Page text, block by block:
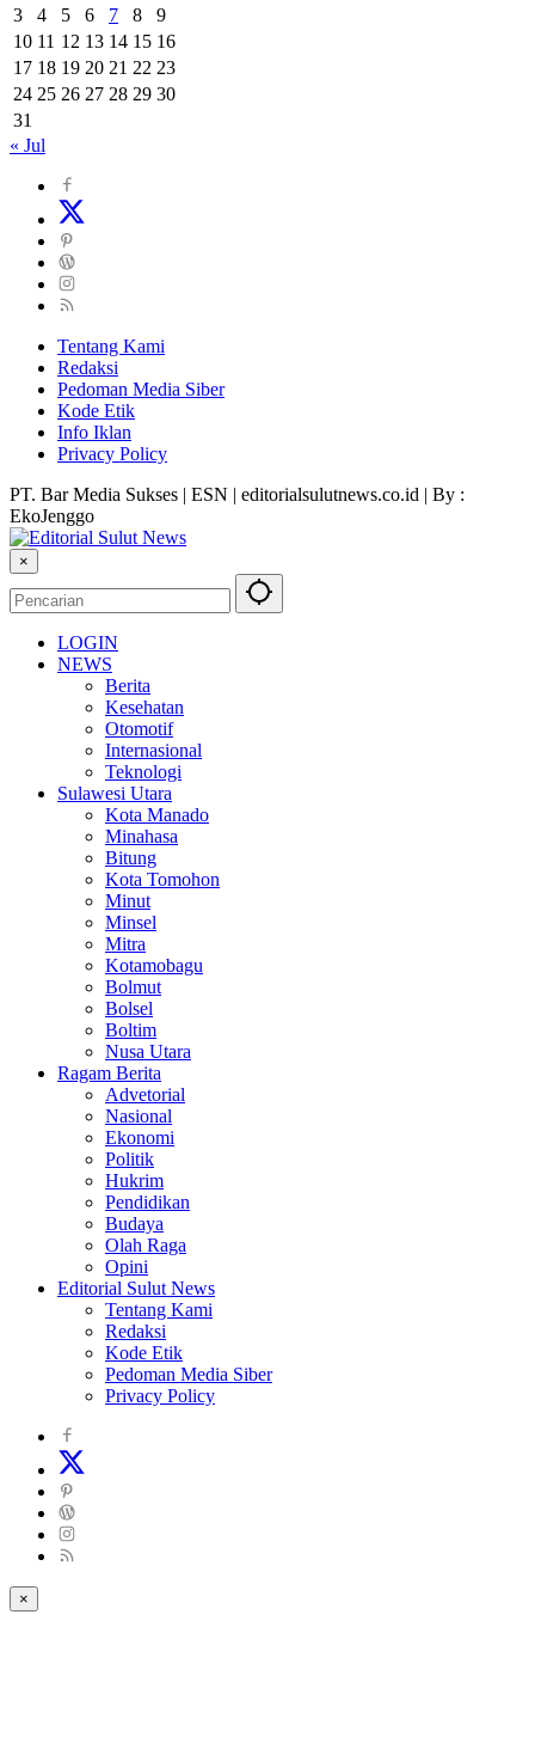
3
4 5 6 7 8
9
10 11 12 13 14 15 16
17 18 19 20 21 22 23
24 25 26 27 28 29 30
31
« Jul
Tentang Kami
Redaksi
Pedoman Media Siber
Kode Etik
Info Iklan
Privacy Policy
PT. Bar Media Sukses | ESN | editorialsulutnews.co.id | By :
EkoJenggo
×
LOGIN
NEWS
Berita
Kesehatan
Otomotif
Internasional
Teknologi
Sulawesi Utara
Kota Manado
Minahasa
Bitung
Kota Tomohon
Minut
Minsel
Mitra
Kotamobagu
Bolmut
Bolsel
Boltim
Nusa Utara
Ragam Berita
Advetorial
Nasional
Ekonomi
Politik
Hukrim
Pendidikan
Budaya
Olah Raga
Opini
Editorial Sulut News
Tentang Kami
Redaksi
Kode Etik
Pedoman Media Siber
Privacy Policy
×